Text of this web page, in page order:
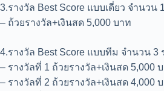
3.รางวัล Best Score แบบเดี่ยว จำนวน
– ถ้วยรางวัล+เงินสด 5,000 บาท
4.รางวัล Best Score แบบทีม จำนวน 3
– รางวัลที่ 1 ถ้วยรางวัล+เงินสด 5,000
– รางวัลที่ 2 ถ้วยรางวัล+เงินสด 4,000